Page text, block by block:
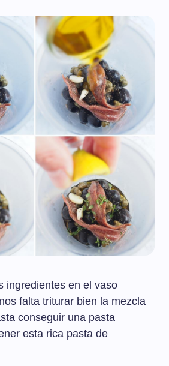
ingredientes en el vaso
falta triturar bien la mezcla
conseguir una pasta
esta rica pasta de